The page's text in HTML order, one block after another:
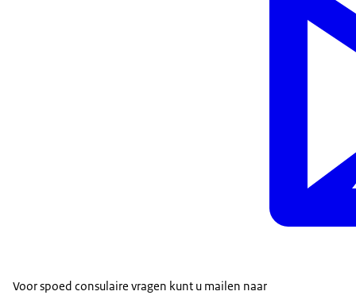
Voor spoed consulaire vragen kunt u mailen naar